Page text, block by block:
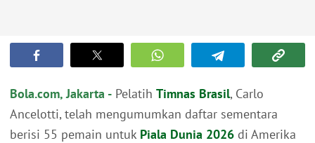
Bola.com, Jakarta - Pelatih Timnas Brasil, Carlo
Ancelotti, telah mengumumkan daftar sementara
berisi 55 pemain untuk Piala Dunia 2026 di Amerika